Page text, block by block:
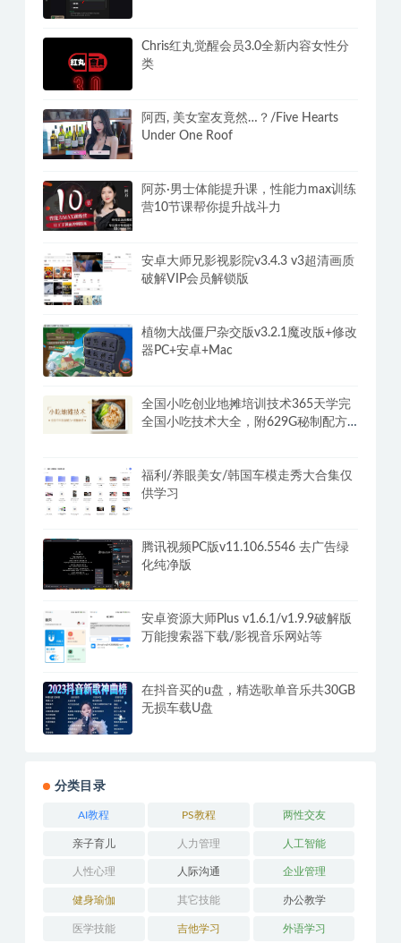
Chris红丸觉醒会员3.0全新内容女性分
类
阿西, 美女室友竟然…？/Five Hearts
Under One Roof
阿苏·男士体能提升课，性能力max训练
营10节课帮你提升战斗力
安卓大师兄影视影院v3.4.3 v3超清画质
破解VIP会员解锁版
植物大战僵尸杂交版v3.2.1魔改版+修改
器PC+安卓+Mac
全国小吃创业地摊培训技术365天学完
全国小吃技术大全，附629G秘制配方
福利/养眼美女/韩国车模走秀大合集仅
供学习
腾讯视频PC版v11.106.5546 去广告绿
化纯净版
安卓资源大师Plus v1.6.1/v1.9.9破解版
万能搜索器下载/影视音乐网站等
在抖音买的u盘，精选歌单音乐共30GB
无损车载U盘
分类目录
AI教程 PS教程 两性交友
亲子育儿 人力管理 人工智能
人性心理 人际沟通 企业管理
健身瑜伽 其它技能 办公教学
医学技能 吉他学习 外语学习